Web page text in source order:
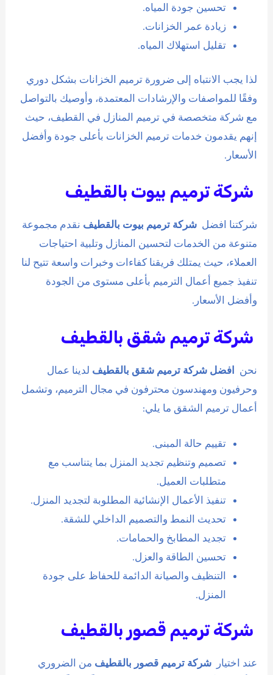
تحسين جودة المياه.
زيادة عمر الخزانات.
تقليل استهلاك المياه.
لذا يجب الانتباه إلى ضرورة ترميم الخزانات بشكل دوري
وفقًا للمواصفات والإرشادات المعتمدة، وأوصيك بالتواصل
مع شركة متخصصة في ترميم المنازل في القطيف، حيث
إنهم يقدمون خدمات ترميم الخزانات بأعلى جودة وأفضل
الأسعار.
شركة ترميم بيوت بالقطيف
شركتنا افضل شركة ترميم بيوت بالقطيف نقدم مجموعة
متنوعة من الخدمات لتحسين المنازل وتلبية احتياجات
العملاء، حيث يمتلك فريقنا كفاءات وخبرات واسعة تتيح لنا
تنفيذ جميع أعمال الترميم بأعلى مستوى من الجودة
وأفضل الأسعار.
شركة ترميم شقق بالقطيف
نحن افضل شركة ترميم شقق بالقطيف لدينا عمال
وحرفيون ومهندسون محترفون في مجال الترميم، وتشمل
أعمال ترميم الشقق ما يلي:
تقييم حالة المبنى.
تصميم وتنظيم تجديد المنزل بما يتناسب مع
متطلبات العميل.
تنفيذ الأعمال الإنشائية المطلوبة لتجديد المنزل.
تحديث النمط والتصميم الداخلي للشقة.
تجديد المطابخ والحمامات.
تحسين الطاقة والعزل.
التنظيف والصيانة الدائمة للحفاظ على جودة
المنزل.
شركة ترميم قصور بالقطيف
عند اختيار شركة ترميم قصور بالقطيف من الضروري